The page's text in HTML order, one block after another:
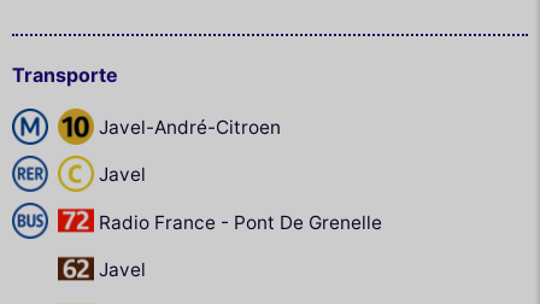
Transporte
Javel-André-Citroen
Javel
Radio France - Pont De Grenelle
Javel